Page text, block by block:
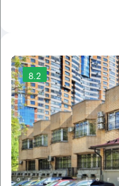
8.2